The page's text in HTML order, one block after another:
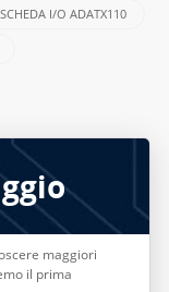
SCHEDA I/O ADATX110
maggiori
il prima